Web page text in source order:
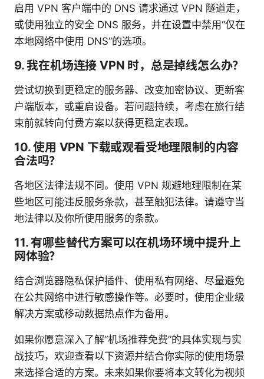
启用 VPN 客户端中的 DNS 请求通过 VPN 隧道走，
或使用独立的安全 DNS 服务，并在设置中禁用“仅在
本地网络中使用 DNS”的选项。
9. 我在机场连接 VPN 时，总是掉线怎么办？
尝试切换到更稳定的服务器、改变加密协议、更新客
户端版本，或重启设备。若问题持续，考虑在旅行结
束前就转向付费方案以获得更稳定表现。
10. 使用 VPN 下载或观看受地理限制的内容
合法吗？
各地区法律法规不同。使用 VPN 规避地理限制在某
些地区可能违反服务条款，甚至触犯法律。请遵守当
地法律以及你所使用服务的条款。
11. 有哪些替代方案可以在机场环境中提升上
网体验？
结合浏览器隐私保护插件、使用私有网络、尽量避免
在公共网络中进行敏感操作等。必要时，使用企业级
解决方案或移动数据热点作为备用。
如果你愿意深入了解“机场推荐免费”的具体实现与实
战技巧，欢迎查看以下资源并结合你实际的使用场景
来选择合适的方案。未来如果你要将本文转化为视频